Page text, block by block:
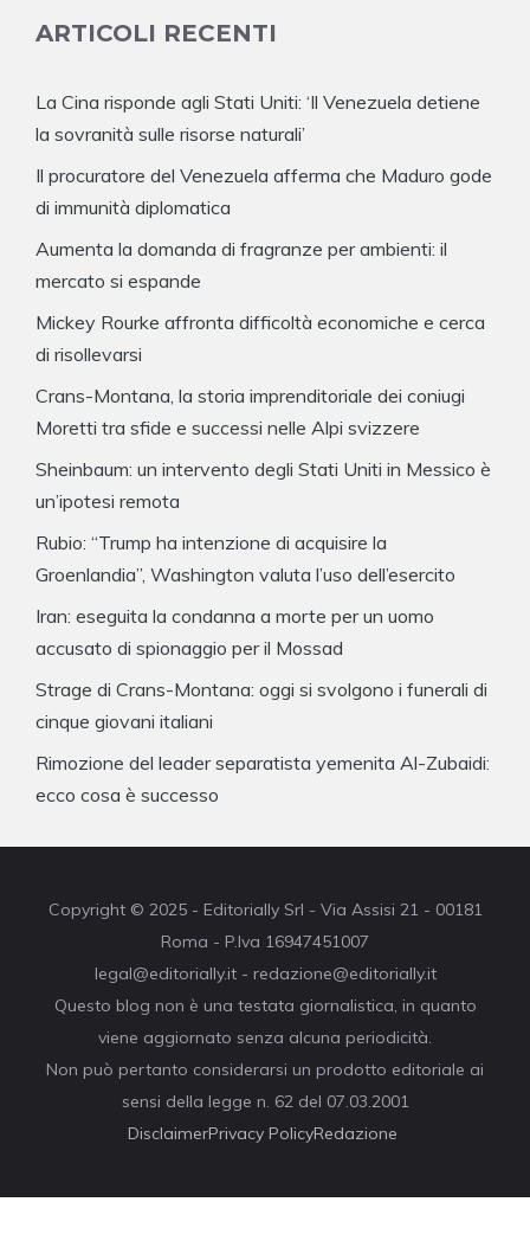
ARTICOLI RECENTI
La Cina risponde agli Stati Uniti: ‘Il Venezuela detiene
la sovranità sulle risorse naturali’
Il procuratore del Venezuela afferma che Maduro gode
di immunità diplomatica
Aumenta la domanda di fragranze per ambienti: il
mercato si espande
Mickey Rourke affronta difficoltà economiche e cerca
di risollevarsi
Crans-Montana, la storia imprenditoriale dei coniugi
Moretti tra sfide e successi nelle Alpi svizzere
Sheinbaum: un intervento degli Stati Uniti in Messico è
un’ipotesi remota
Rubio: “Trump ha intenzione di acquisire la
Groenlandia”, Washington valuta l’uso dell’esercito
Iran: eseguita la condanna a morte per un uomo
accusato di spionaggio per il Mossad
Strage di Crans-Montana: oggi si svolgono i funerali di
cinque giovani italiani
Rimozione del leader separatista yemenita Al-Zubaidi:
ecco cosa è successo
Copyright © 2025 - Editorially Srl - Via Assisi 21 - 00181
Roma - P.Iva 16947451007
legal@editorially.it - redazione@editorially.it
Questo blog non è una testata giornalistica, in quanto
viene aggiornato senza alcuna periodicità.
Non può pertanto considerarsi un prodotto editoriale ai
sensi della legge n. 62 del 07.03.2001
DisclaimerPrivacy PolicyRedazione